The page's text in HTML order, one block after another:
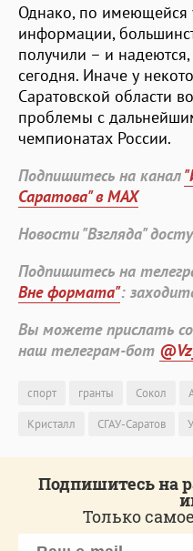
Однако, по имеющейся
информации,
получили – и
сегодня. Иначе у
Саратовской области
проблемы с
чемпионатах России.
Подпишитесь на канал
Саратова" в MAX
Новости "Взгляда"
Подпишитесь на
Вне формата":
Вы можете прислать
наш телеграм-бот
спорт гранты Сокол
Кристалл
СГАУ-Саратов
Подпишитесь на
Только